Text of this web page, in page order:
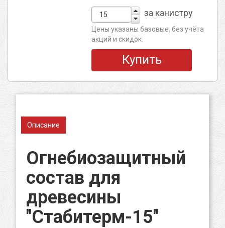
за канистру
Цены указаны базовые, без учёта
акций и скидок.
Купить
Описание
Огнебиозащитный
состав для
древесины
"Стабитерм-15"